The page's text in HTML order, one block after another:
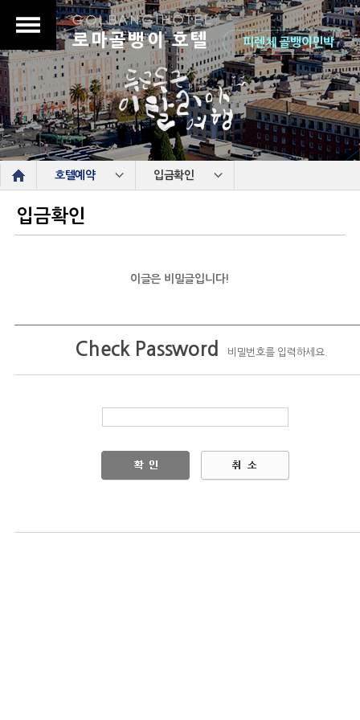
로마골뱅이 호텔 피렌체 골뱅이민박
호텔예약 입금확인
입금확인
이글은 비밀글입니다!
Check Password 비밀번호를 입력하세요.